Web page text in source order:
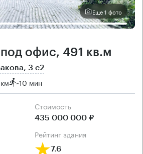
Еще 1 фото
офис, 491 кв.м
3 с2
~10 мин
Cтоимость
435 000 000 ₽
рейтинг здания
7.6